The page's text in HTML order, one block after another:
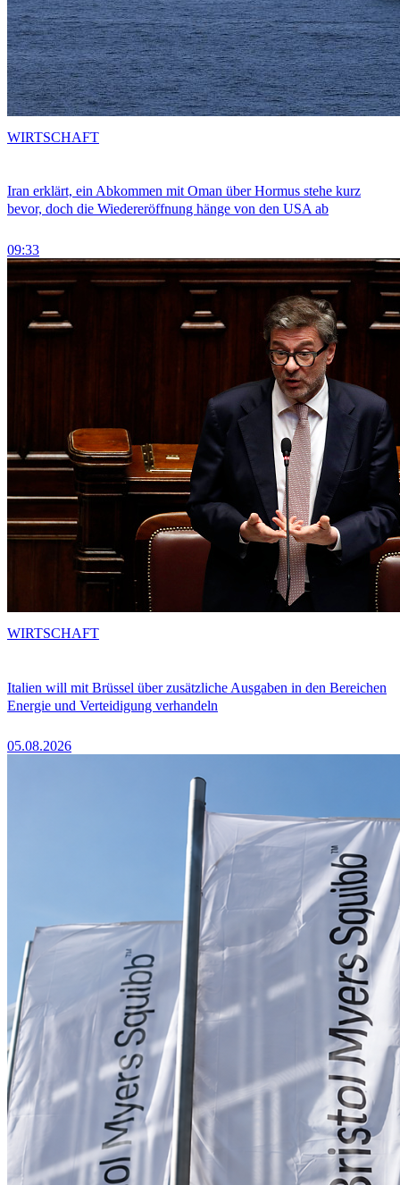
Iran erklärt, ein Abkommen mit Oman über Hormus stehe kurz
bevor, doch die Wiedereröffnung hänge von den USA ab
09:33
WIRTSCHAFT
Italien will mit Brüssel über zusätzliche Ausgaben in den Bereichen
Energie und Verteidigung verhandeln
05.08.2026
WIRTSCHAFT